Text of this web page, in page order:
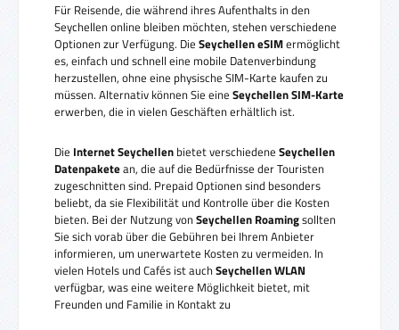
Für Reisende, die während ihres Aufenthalts in den
Seychellen online bleiben möchten, stehen verschiedene
Optionen zur Verfügung. Die Seychellen eSIMermöglicht
es, einfach und schnell eine mobile Datenverbindung
herzustellen, ohne eine physische SIM-Karte kaufen zu
müssen. Alternativ können Sie eine Seychellen SIM-Karte
erwerben, die in vielen Geschäften erhältlich ist.
Die Internet Seychellen bietet verschiedene Seychellen
Datenpaketean, die auf die Bedürfnisse der Touristen
zugeschnitten sind. Prepaid Optionen sind besonders
beliebt, da sie Flexibilität und Kontrolle über die Kosten
bieten. Bei der Nutzung vonSeychellen Roamingsollten
Sie sich vorab über die Gebühren bei Ihrem Anbieter
informieren, um unerwartete Kosten zu vermeiden. In
vielen Hotels und Cafés ist auchSeychellen WLAN
verfügbar, was eine weitere Möglichkeit bietet, mit
Freunden und Familie in Kontakt zu